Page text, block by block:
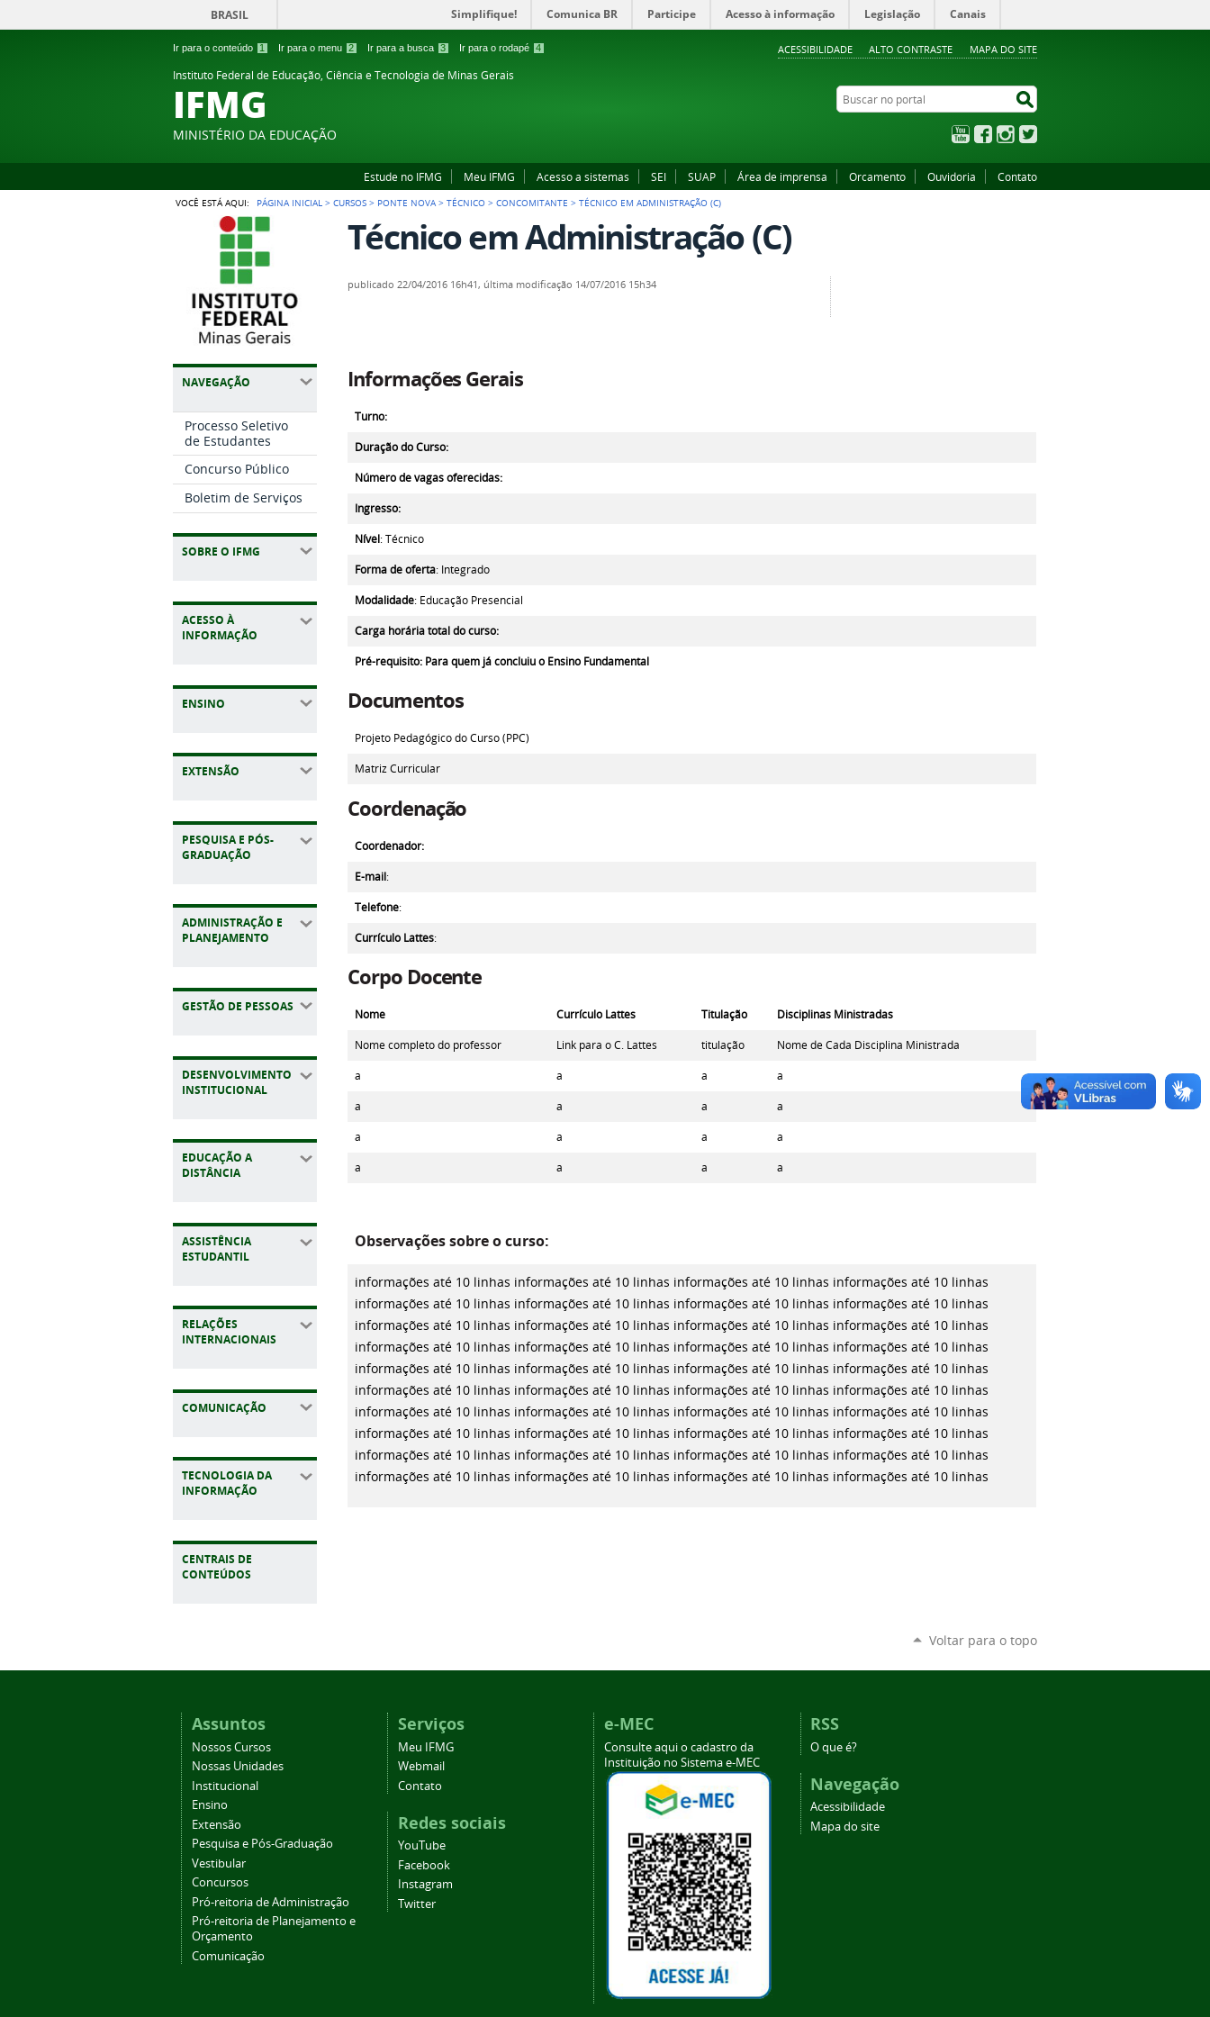
Ir para o conteúdo 1 Ir para o menu 2 Ir para a busca 3 Ir para o rodapé 4 ACESSIBILIDADE ALTO CONTRASTE MAPA DO SITE
BRASIL Simplifique! Comunica BR Participe Acesso à informação Legislação Canais
Instituto Federal de Educação, Ciência e Tecnologia de Minas Gerais
IFMG
MINISTÉRIO DA EDUCAÇÃO
Buscar no portal
YouTubeFacebookInstagram
Estude no IFMG Meu IFMG Acesso a sistemas SEI SUAP Área de imprensa Orcamento Ouvidoria Contato
VOCÊ ESTÁ AQUI: PÁGINA INICIAL >CURSOS > PONTE NOVA >TÉCNICO >CONCOMITANTE >TÉCNICO EM ADMINISTRAÇÃO (C)
NAVEGAÇÃO
Processo Seletivo
de Estudantes
Concurso Público
Boletim de Serviços
SOBRE O IFMG
ACESSO À
INFORMAÇÃO
ENSINO
EXTENSÃO
PESQUISA E PÓS-
GRADUAÇÃO
ADMINISTRAÇÃO E
PLANEJAMENTO
GESTÃO DE PESSOAS
DESENVOLVIMENTO
INSTITUCIONAL
EDUCAÇÃO A
DISTÂNCIA
ASSISTÊNCIA
ESTUDANTIL
RELAÇÕES
INTERNACIONAIS
COMUNICAÇÃO
TECNOLOGIA DA
INFORMAÇÃO
CENTRAIS DE
CONTEÚDOS
Técnico em Administração (C)
publicado 22/04/2016 16h41, última modificação 14/07/2016 15h34
Informações Gerais
Turno:
Duração do Curso:
Número de vagas oferecidas:
Ingresso:
Nível: Técnico
Forma de oferta: Integrado
Modalidade: Educação Presencial
Carga horária total do curso:
Pré-requisito: Para quem já concluiu o Ensino Fundamental
Documentos
Projeto Pedagógico do Curso (PPC)
Matriz Curricular
Coordenação
Coordenador:
E-mail:
Telefone:
Currículo Lattes:
Corpo Docente
Nome Currículo Lattes Titulação
Disciplinas Ministradas
Nome completo do professor
Link para o C. Lattes titulação
Nome de Cada Disciplina Ministrada
a
a a
a
a
a a
a
a
a a
a
a
a a a
Observações sobre o curso:
informações até 10 linhas informações até 10 linhas informações até 10 linhas informações até 10 linhas
informações até 10 linhas informações até 10 linhas informações até 10 linhas informações até 10 linhas
informações até 10 linhas informações até 10 linhas informações até 10 linhas informações até 10 linhas
informações até 10 linhas informações até 10 linhas informações até 10 linhas informações até 10 linhas
informações até 10 linhas informações até 10 linhas informações até 10 linhas informações até 10 linhas
informações até 10 linhas informações até 10 linhas informações até 10 linhas informações até 10 linhas
informações até 10 linhas informações até 10 linhas informações até 10 linhas informações até 10 linhas
informações até 10 linhas informações até 10 linhas informações até 10 linhas informações até 10 linhas
informações até 10 linhas informações até 10 linhas informações até 10 linhas informações até 10 linhas
informações até 10 linhas informações até 10 linhas informações até 10 linhas informações até 10 linhas
Voltar para o topo
Assuntos
Nossos Cursos
Nossas Unidades
Institucional
Ensino
Extensão
Pesquisa e Pós-Graduação
Vestibular
Concursos
Pró-reitoria de Administração
Pró-reitoria de Planejamento e
Orçamento
Comunicação
Serviços
Meu IFMG
Webmail
Contato
Redes sociais
YouTube
Facebook
Instagram
Twitter
e-MEC
Consulte aqui o cadastro da
Instituição no Sistema e-MEC
RSS
O que é?
Navegação
Acessibilidade
Mapa do site